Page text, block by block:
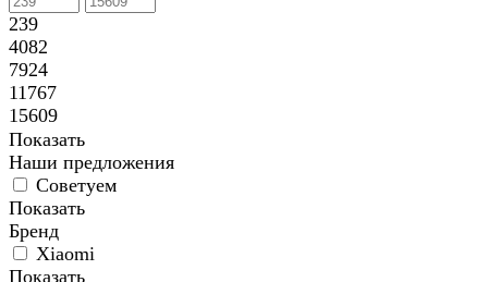
239
4082
7924
11767
15609
Показать
Наши предложения
Советуем
Показать
Бренд
Xiaomi
Показать